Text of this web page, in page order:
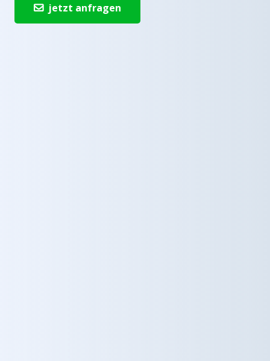
jetzt anfragen